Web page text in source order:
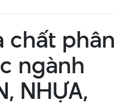
chất
ngành
NHỰA,